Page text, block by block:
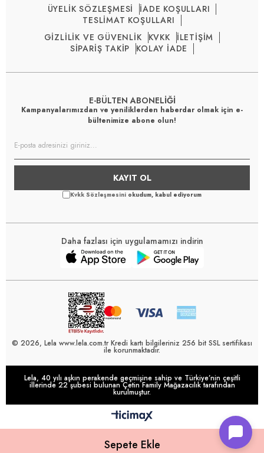
ÜYELİK SÖZLEŞMESİ
İADE KOŞULLARI
TESLİMAT KOŞULLARI
GİZLİLİK VE GÜVENLİK
KVKK
İLETİŞİM
SİPARİŞ TAKİP
KOLAY İADE
E-BÜLTEN ABONELİĞİ
Kampanyalarımızdan ve yeniliklerden haberdar olmak için e-
bültenimize abone olun!
KAYIT OL
Kvkk Sözleşmesini okudum, kabul ediyorum
Daha fazlası için uygulamamızı indirin
© 2026, Lela www.lela.com.tr Kredi kartı bilgileriniz 256 bit SSL sertifikası
ile korunmaktadır.
Lela, 40 yılı aşkın perakende geçmişine sahip ve Türkiye’nin çeşitli
illerinde 22 şubesi bulunan Çetin Family Mağazacılık tarafından
kurulmuştur.